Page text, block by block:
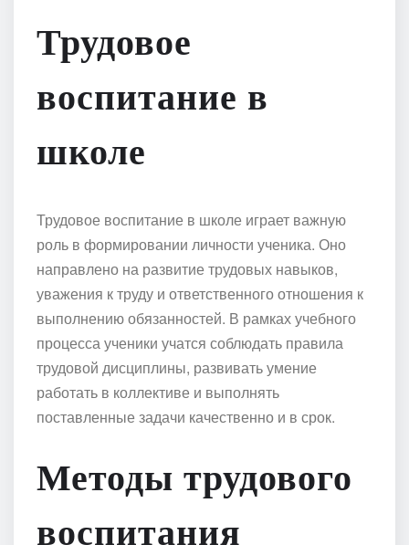
Трудовое
воспитание в
школе
Трудовое воспитание в школе играет важную
роль в формировании личности ученика. Оно
направлено на развитие трудовых навыков,
уважения к труду и ответственного отношения к
выполнению обязанностей. В рамках учебного
процесса ученики учатся соблюдать правила
трудовой дисциплины, развивать умение
работать в коллективе и выполнять
поставленные задачи качественно и в срок.
Методы трудового
воспитания